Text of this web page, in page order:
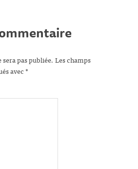
pas publiée. Les champs
avec*